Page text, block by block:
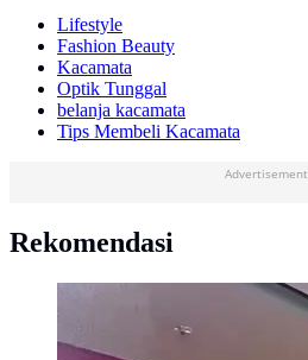
Lifestyle
Fashion Beauty
Kacamata
Optik Tunggal
belanja kacamata
Tips Membeli Kacamata
Advertisement
Rekomendasi